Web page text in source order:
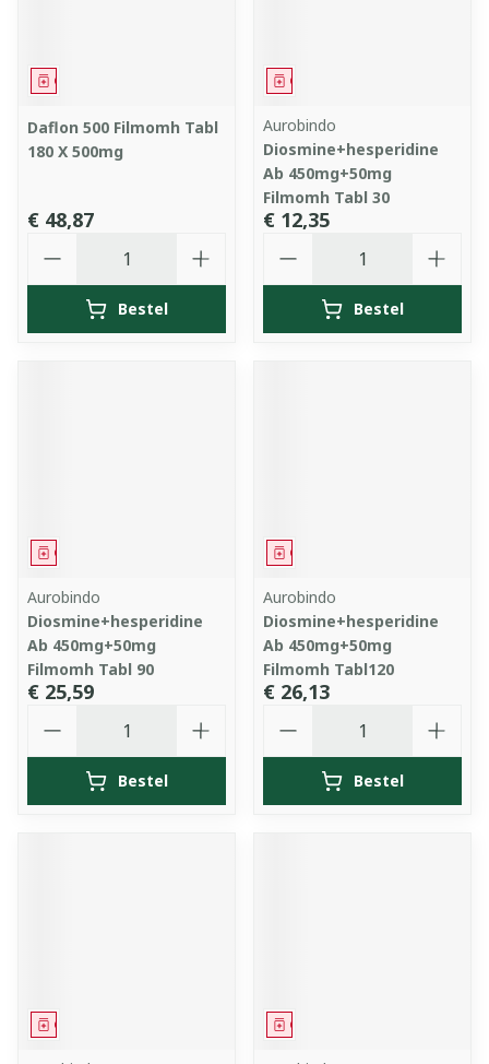
Geneesmiddel
Daflon 500 Filmomh Tabl
180 X 500mg
€ 48,87
Bestel
Geneesmiddel
Aurobindo
Diosmine+hesperidine
Ab 450mg+50mg
Filmomh Tabl 30
€ 12,35
Bestel
Geneesmiddel
Aurobindo
Diosmine+hesperidine
Ab 450mg+50mg
Filmomh Tabl 90
€ 25,59
Bestel
Geneesmiddel
Aurobindo
Diosmine+hesperidine
Ab 450mg+50mg
Filmomh Tabl120
€ 26,13
Bestel
Geneesmiddel Geneesmiddel